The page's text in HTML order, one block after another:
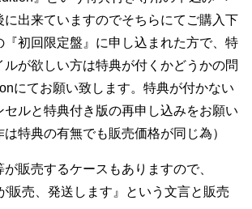
に出来ていますのでそちらにてご購入下
『初回限定盤』に申し込まれた方で、特
が欲しい方は特典が付くかどうかの問
にてお願い致します。特典が付かない
セルと特典付き版の再申し込みをお願い
特典の有無でも販売価格が同じ為）
販売するケースもありますので、
販売、発送します』という文言と販売